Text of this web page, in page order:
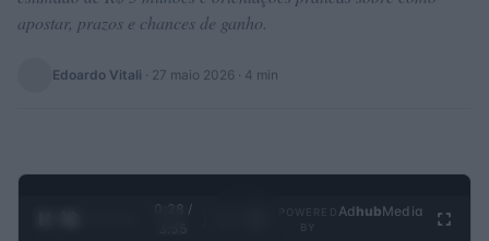
apostar, prazos e chances de ganho.
Edoardo Vitali · 27 maio 2026 · 4 min
0:29 /
Ad hubMedia